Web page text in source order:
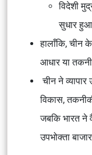
विदेशी
सुधार
हालाँकि, चीन
आधार या
चीन ने
विकास,
जबकि भारत ने
उपभोक्ता